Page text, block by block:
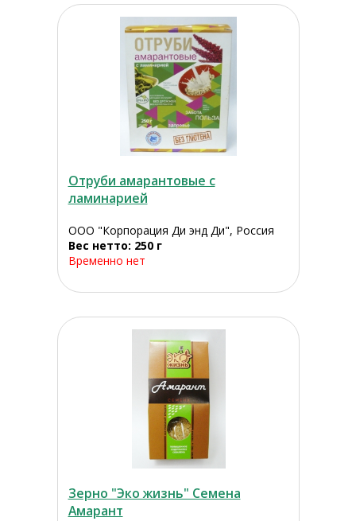
Отруби амарантовые с
ламинарией
ООО "Корпорация Ди энд Ди", Россия
Вес нетто: 250 г
Временно нет
Зерно "Эко жизнь" Семена
Амарант